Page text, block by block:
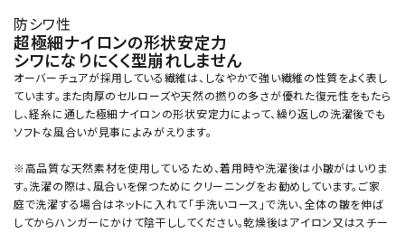
防シワ性
超極細ナイロンの形状安定力
シワになりにくく型崩れしません
オーバーチュアが採用している繊維は、しなやかで強い繊維の性質をよく表し
ています。また肉厚のセルローズや天然の撚りの多さが優れた復元性をもたら
し、経糸に通した極細ナイロンの形状安定力によって、繰り返しの洗濯後でも
ソフトな風合いが見事によみがえります。
※高品質な天然素材を使用しているため、着用時や洗濯後は小皺がはいりま
す。洗濯の際は、風合いを保つためにクリーニングをお勧めしています。ご家
庭で洗濯する場合はネットに入れて「手洗いコース」で洗い、全体の皺を伸ば
してからハンガーにかけて陰干ししてください。乾燥後はアイロン又はスチー